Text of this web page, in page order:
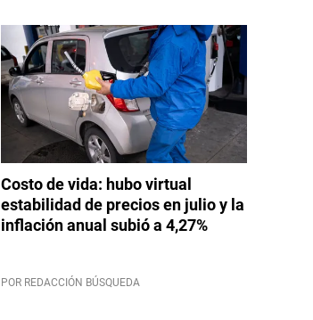
Costo de vida: hubo virtual
estabilidad de precios en julio y la
inflación anual subió a 4,27%
POR REDACCIÓN BÚSQUEDA